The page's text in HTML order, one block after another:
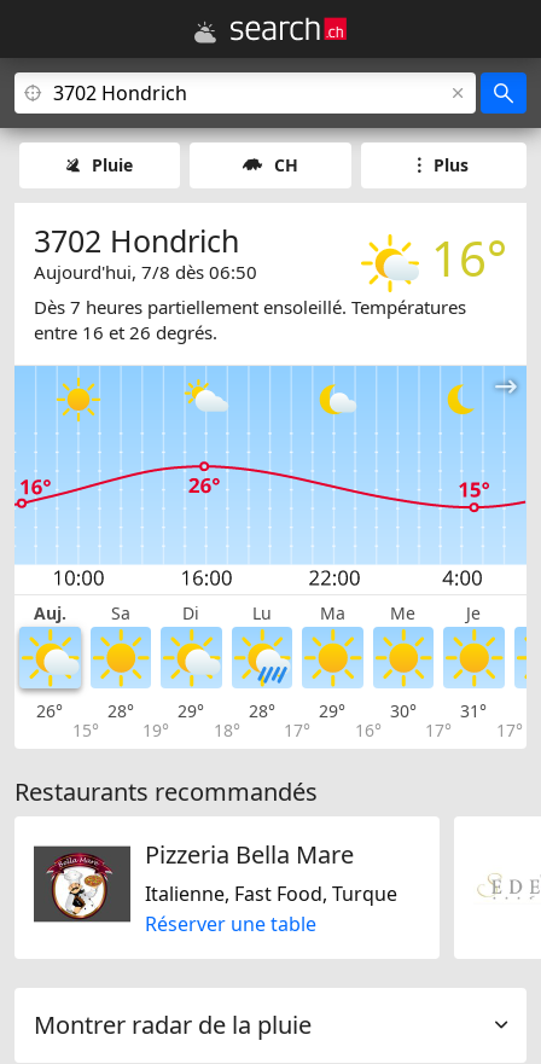
Pluie CH Plus
16°
3702 Hondrich
Aujourd'hui, 7/8 dès 06:50
Dès 7 heures partiellement ensoleillé. Températures
entre 16 et 26 degrés.
Auj. Sa Di Lu Ma Me Je
26°
15°
28°
19°
29°
18°
28°
17°
29°
16°
30°
17°
31°
17°
Restaurants recommandés
Pizzeria Bella Mare
Italienne, Fast Food, Turque
Réserver une table
Montrer radar de la pluie